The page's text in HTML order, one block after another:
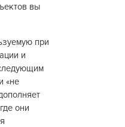
вы
при
и
«не
они